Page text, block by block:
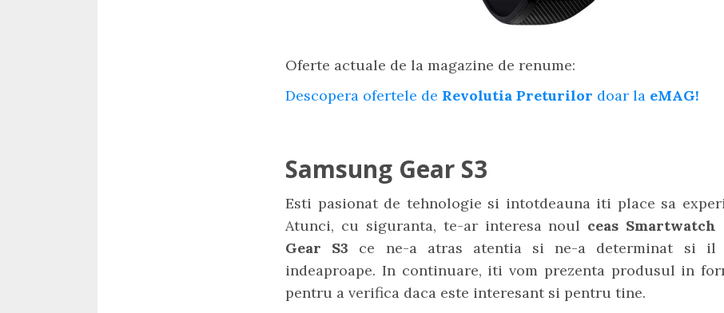
Oferte actuale de la magazine de renume:
Descopera ofertele de Revolutia Preturilor doar la eMAG!
Samsung Gear S3
Esti pasionat de tehnologie si intotdeauna iti place sa
Atunci, cu siguranta, te-ar interesa noul ceas Smartwatch
Gear S3 ce ne-a atras atentia si ne-a determinat si il
indeaproape. In continuare, iti vom prezenta produsul in
pentru a verifica daca este interesant si pentru tine.